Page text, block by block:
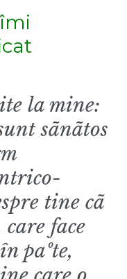
la mine:
sãnãtos
tine cã
care face
paºte,